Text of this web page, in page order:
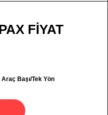
FİYAT
Araç Başı/Tek Yön